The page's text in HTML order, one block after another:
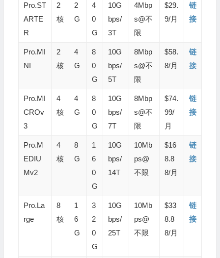
Pro.ST
ARTE
R
2
核
2
G
4
0
G
10G
bps/
3T
4Mbp
s@不
限
$29.
9/月
链
接
Pro.MI
NI
2
核
4
G
8
0
G
10G
bps/
5T
8Mbp
s@不
限
$58.
8/月
链
接
Pro.MI
CROv
3
4
核
4
G
8
0
G
10G
bps/
7T
8Mbp
s@不
限
$74.
99/
月
链
接
Pro.M
EDIU
Mv2
4
核
8
G
1
6
0
G
10G
bps/
14T
10Mb
ps@
不限
$16
8.8
8/月
链
接
Pro.La
rge
8
核
1
6
G
3
2
0
G
10G
bps/
25T
10Mb
ps@
不限
$33
8.8
8/月
链
接